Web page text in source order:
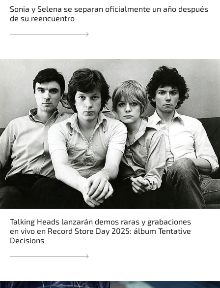
Sonia y Selena se separan oficialmente un año después
de su reencuentro
Talking Heads lanzarán demos raras y grabaciones
en vivo en Record Store Day 2025: álbum Tentative
Decisions